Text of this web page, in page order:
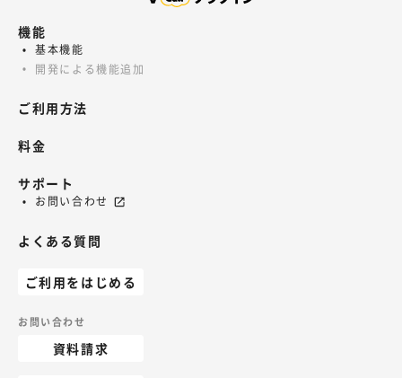
機能
基本機能
開発による機能追加
ご利用方法
料金
サポート
お問い合わせ
よくある質問
ご利用をはじめる
お問い合わせ
資料請求